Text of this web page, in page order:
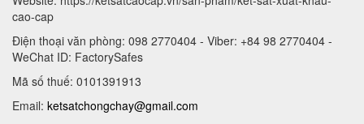
cao-cap
Điện thoại văn phòng: 098 2770404 - Viber: +84 98 2770404 -
WeChat ID: FactorySafes
Mã số thuế: 0101391913
Email: ketsatchongchay@gmail.com